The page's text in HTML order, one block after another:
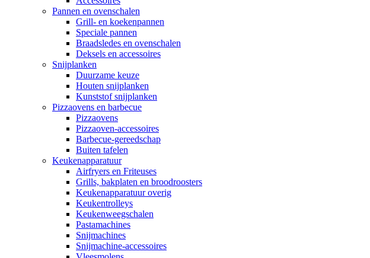
Pannen en ovenschalen
Grill- en koekenpannen
Speciale pannen
Braadsledes en ovenschalen
Deksels en accessoires
Snijplanken
Duurzame keuze
Houten snijplanken
Kunststof snijplanken
Pizzaovens en barbecue
Pizzaovens
Pizzaoven-accessoires
Barbecue-gereedschap
Buiten tafelen
Keukenapparatuur
Airfryers en Friteuses
Grills, bakplaten en broodroosters
Keukenapparatuur overig
Keukentrolleys
Keukenweegschalen
Pastamachines
Snijmachines
Snijmachine-accessoires